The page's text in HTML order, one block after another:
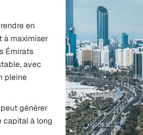
en
à maximiser
Émirats
avec
pleine
peut générer
capital à long